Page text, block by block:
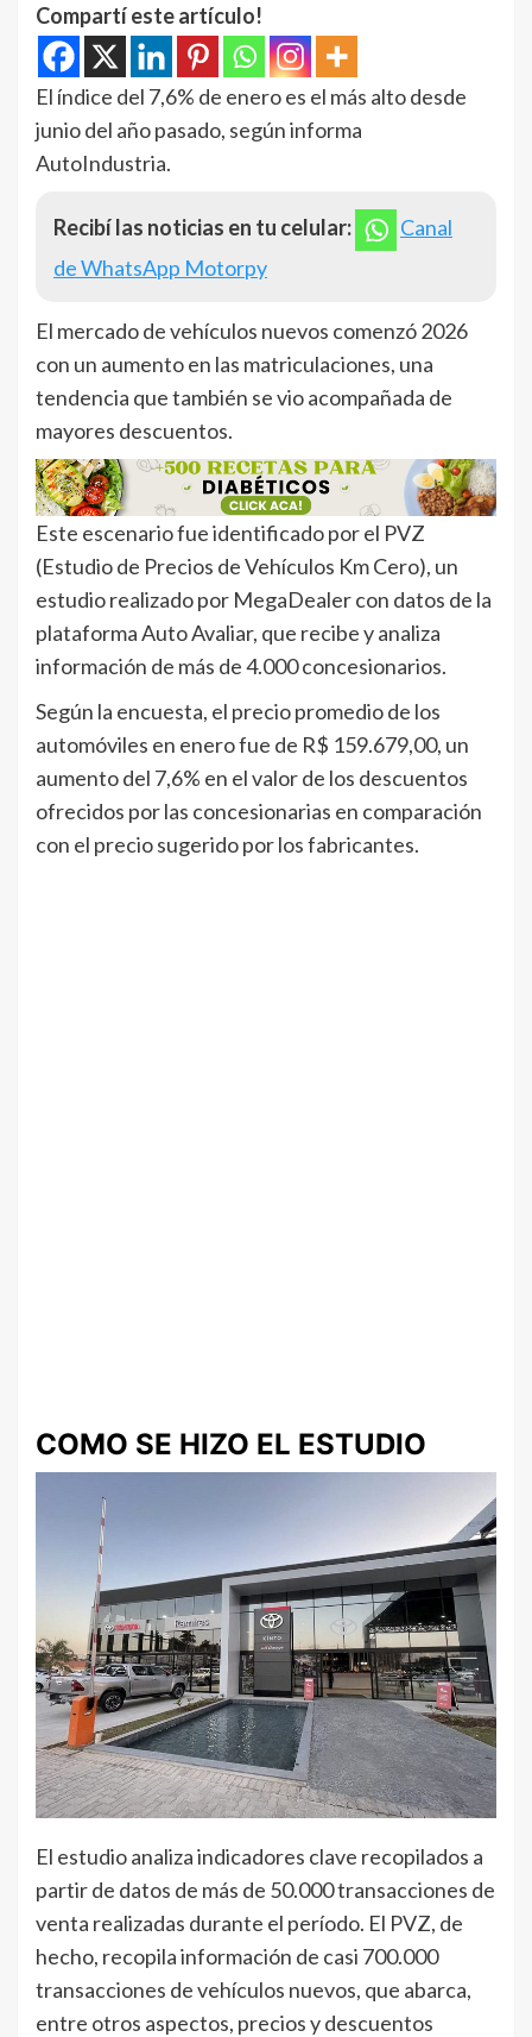
Compartí este artículo!
El índice del 7,6% de enero es el más alto desde
junio del año pasado, según informa
AutoIndustria.
Recibí las noticias en tu celular:
Canal
de WhatsApp Motorpy
El mercado de vehículos nuevos comenzó 2026
con un aumento en las matriculaciones, una
tendencia que también se vio acompañada de
mayores descuentos.
Este escenario fue identificado por el PVZ
(Estudio de Precios de Vehículos Km Cero), un
estudio realizado por MegaDealer con datos de la
plataforma Auto Avaliar, que recibe y analiza
información de más de 4.000 concesionarios.
Según la encuesta, el precio promedio de los
automóviles en enero fue de R$ 159.679,00, un
aumento del 7,6% en el valor de los descuentos
ofrecidos por las concesionarias en comparación
con el precio sugerido por los fabricantes.
COMO SE HIZO EL ESTUDIO
El estudio analiza indicadores clave recopilados a
partir de datos de más de 50.000 transacciones de
venta realizadas durante el período. El PVZ, de
hecho, recopila información de casi 700.000
transacciones de vehículos nuevos, que abarca,
entre otros aspectos, precios y descuentos